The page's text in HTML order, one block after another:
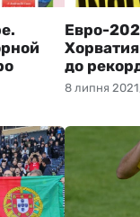
8 липня
Евро-
до